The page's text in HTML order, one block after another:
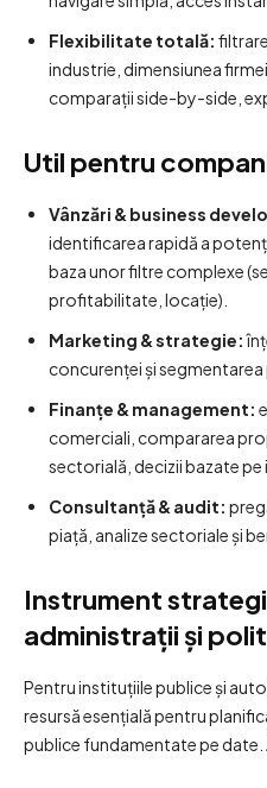
Flexibilitate totală:
industrie, dimensiunea
comparații side-by-side,
Util pentru
Vânzări & business
identificarea rapidă a
baza unor filtre complexe
profitabilitate, locație).
Marketing & strategie:
concurenței și segmentarea
Finanțe & management:
comerciali, compararea
sectorială, decizii bazate pe
Consultanță & audit:
piață, analize sectoriale și
Instrument
administrații și
Pentru instituțiile publice și
resursă esențială pentru
publice fundamentate pe